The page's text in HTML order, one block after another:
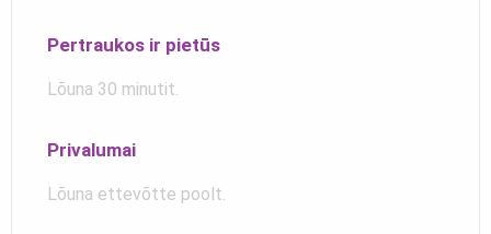
Pertraukos ir pietūs
Lõuna 30 minutit.
Privalumai
Lõuna ettevõtte poolt.